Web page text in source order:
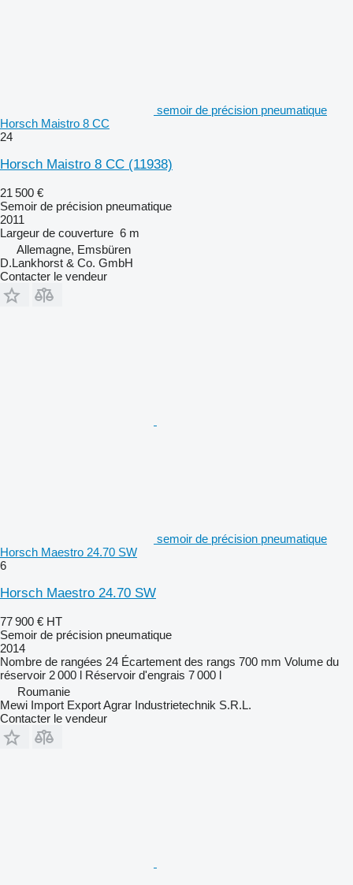
semoir de précision pneumatique
Horsch Maistro 8 CC
24
Horsch Maistro 8 CC (11938)
21 500 €
Semoir de précision pneumatique
2011
Largeur de couverture 6 m
Allemagne, Emsbüren
D.Lankhorst & Co. GmbH
Contacter le vendeur
semoir de précision pneumatique
Horsch Maestro 24.70 SW
6
Horsch Maestro 24.70 SW
77 900 € HT
Semoir de précision pneumatique
2014
Nombre de rangées 24 Écartement des rangs 700 mm Volume du
réservoir 2 000 l Réservoir d'engrais 7 000 l
Roumanie
Mewi Import Export Agrar Industrietechnik S.R.L.
Contacter le vendeur